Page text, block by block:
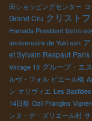
田ショッピングセンター
Grand Cru クリスト
Hamada President bistro
anniversaire de Yuki san
et Sylvain Respaut Paris
Vintage 15 グループ・エ
ルヴ・フォル ピエール橋
ン オリヴィエ Les
14日祭 Ozil Frangins
ンヌ・デ・ズリエール村